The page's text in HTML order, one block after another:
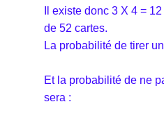
Il existe donc 3 X 4 =
de 52 cartes.
La probabilité de tirer
Et la probabilité de ne
sera :